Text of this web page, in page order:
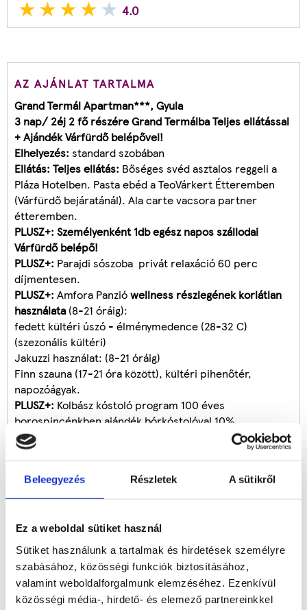
Beleegyezés Részletek A sütikről
Ez a weboldal sütiket használ
Sütiket használunk a tartalmak és hirdetések személyre
szabásához, közösségi funkciók biztosításához,
valamint weboldalforgalmunk elemzéséhez. Ezenkívül
közösségi média-, hirdető- és elemező partnereinkkel
4.0
AZ AJÁNLAT TARTALMA
Grand Termál Apartman***, Gyula
3 nap/ 2éj 2 fő részére Grand Termálba Teljes ellátással
+ Ajándék Várfürdő belépővel!
Elhelyezés: standard szobában
Ellátás: Teljes ellátás: Bőséges svéd asztalos reggeli a
Pláza Hotelben. Pasta ebéd a TeoVárkert Étteremben
(Várfürdő bejáratánál). Ala carte vacsora partner
étteremben.
PLUSZ+: Személyenként 1db egész napos szállodai
Várfürdő belépő!
PLUSZ+: Parajdi sószoba privát relaxáció 60 perc
díjmentesen.
PLUSZ+: Amfora Panziówellness részlegének korlátlan
használata(8-21 óráig):
fedett kültéri úszó - élménymedence (28-32 C)
(szezonális kültéri)
Jakuzzi használat: (8-21 óráig)
Finn szauna (17-21 óra között), kültéri pihenőtér,
napozóágyak.
PLUSZ+: Kolbász kóstoló program 100 éves
borospincénkben ajándék bórkóstolóval 10%
kedvezménnyel.
PLUSZ+:
Biosör kóstolás ajándék gyulai kolbász, sonka ,
díjmentes transferrel a szállástól 10% kedvezménnyel.
PLUSZ+:Személyenként 2.000 Ft értékűmasszázs
PLUSZ+:Gyulai szuvenir kedvezmény 500 Ft.
PLUSZ+:VISIT GYULA CARD turisztikai kártya biztosítása,
mely a város közel 50 pontján biztosít 5-50% további
kedvezményt a kártya használóinak.